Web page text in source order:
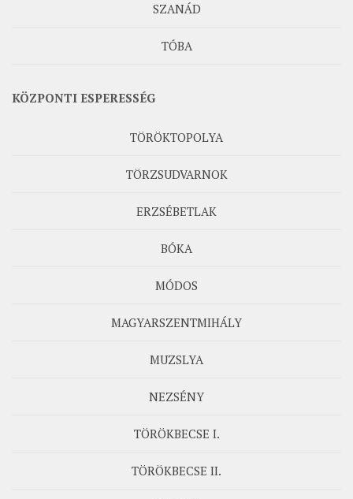
SZANÁD
TÓBA
KÖZPONTI ESPERESSÉG
TÖRÖKTOPOLYA
TÖRZSUDVARNOK
ERZSÉBETLAK
BÓKA
MÓDOS
MAGYARSZENTMIHÁLY
MUZSLYA
NEZSÉNY
TÖRÖKBECSE I.
TÖRÖKBECSE II.